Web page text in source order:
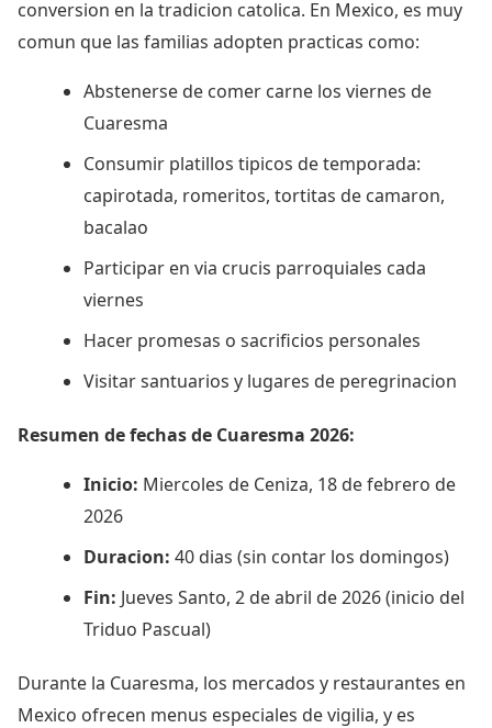
conversion en la tradicion catolica. En Mexico, es muy
comun que las familias adopten practicas como:
Abstenerse de comer carne los viernes de
Cuaresma
Consumir platillos tipicos de temporada:
capirotada, romeritos, tortitas de camaron,
bacalao
Participar en via crucis parroquiales cada
viernes
Hacer promesas o sacrificios personales
Visitar santuarios y lugares de peregrinacion
Resumen de fechas de Cuaresma 2026:
Inicio: Miercoles de Ceniza, 18 de febrero de
2026
Duracion: 40 dias (sin contar los domingos)
Fin: Jueves Santo, 2 de abril de 2026 (inicio del
Triduo Pascual)
Durante la Cuaresma, los mercados y restaurantes en
Mexico ofrecen menus especiales de vigilia, y es